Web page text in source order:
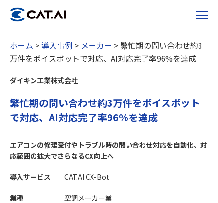
ホーム >導入事例 > メーカー > 繁忙期の問い合わせ約3
万件をボイスボットで対応、AI対応完了率96%を達成
ダイキン工業株式会社
繁忙期の問い合わせ約3万件をボイスボット
で対応、AI対応完了率96%を達成
エアコンの修理受付やトラブル時の問い合わせ対応を自動化、対
応範囲の拡大でさらなるCX向上へ
導入サービス CAT.AI CX-Bot
業種 空調メーカー業